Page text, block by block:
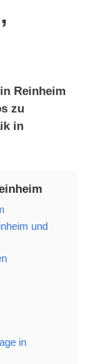
Reinheim
zu
in
und
in